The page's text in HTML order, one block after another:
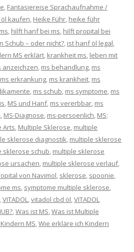
, Fantasiereise Sprachaufnahme /
kaufen, Heike Führ, heike führ
, hilft hanf bei ms, hilft propital bei
Schub – oder nicht?, ist hanf öl legal,
MS erklärt, krankheit ms, leben mit
anzeichzen, ms behandlung, ms
ms erkrankung, ms krankheit, ms
, ms schub, ms symptome, ms
, MS und Hanf, ms vererbbar, ms
, MS-Diagnose, ms-persoenlich, MS;
Arts, Multiple Sklerose, multiple
sklerose diagnostik, multiple sklerose
sklerose schub, multiple sklerose
ursachen, multiple sklerose verlauf,
von Navimol, sklerose, spoonie,
ms, symptome multiple sklerose,
,VITADOL,vitadol cbd öl,VITADOL
,Was ist MS,Was ist Multiple
MS,Wie erkläre ich Kindern